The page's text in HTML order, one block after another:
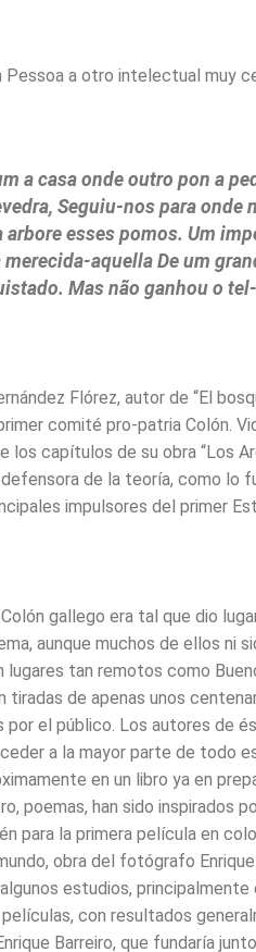
Pessoa a otro intelectual muy
a casa onde outro pon a
Seguiu-nos para onde
arbore esses pomos. Um
aquella De um
Mas não ganhou o
Flórez, autor de “El
comité pro-patria Colón.
los capítulos de su obra “Los
de la teoría, como lo
impulsores del primer
gallego era tal que dio
aunque muchos de ellos ni
lugares tan remotos como
tiradas de apenas unos
por el público. Los autores de
a la mayor parte de todo
en un libro ya en
poemas, han sido inspirados
para la primera película en
obra del fotógrafo
estudios,
con resultados
Barreiro, que fundaría